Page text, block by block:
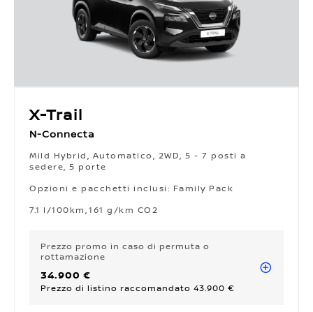
X-Trail
N-Connecta
Mild Hybrid, Automatico, 2WD, 5 - 7 posti a
sedere, 5 porte
Opzioni e pacchetti inclusi: Family Pack
7.1 l/100km 161 g/km CO2
Prezzo promo in caso di permuta o
rottamazione
34.900 €
Prezzo di listino raccomandato 43.900 €